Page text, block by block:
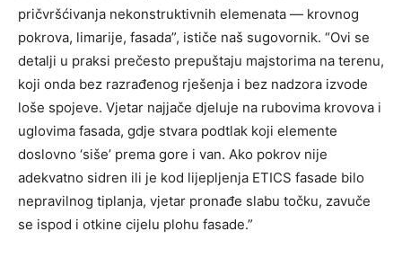
pričvršćivanja nekonstruktivnih elemenata — krovnog
pokrova, limarije, fasada”, ističe naš sugovornik. “Ovi se
detalji u praksi prečesto prepuštaju majstorima na terenu,
koji onda bez razrađenog rješenja i bez nadzora izvode
loše spojeve. Vjetar najjače djeluje na rubovima krovova i
uglovima fasada, gdje stvara podtlak koji elemente
doslovno ‘siše’ prema gore i van. Ako pokrov nije
adekvatno sidren ili je kod lijepljenja ETICS fasade bilo
nepravilnog tiplanja, vjetar pronađe slabu točku, zavuče
se ispod i otkine cijelu plohu fasade.”